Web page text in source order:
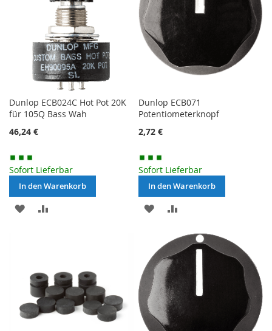
Dunlop ECB024C Hot Pot 20K
für 105Q Bass Wah
46,24 €
Sofort Lieferbar
In den Warenkorb
MERKEN
Dunlop ECB071
Potentiometerknopf
2,72 €
Sofort Lieferbar
In den Warenkorb
MERKEN
HINZUFÜGEN